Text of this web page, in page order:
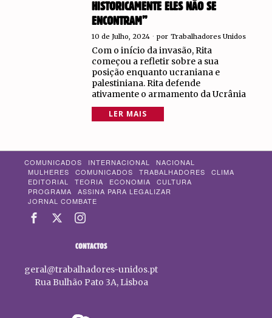
HISTORICAMENTE ELES NÃO SE
ENCONTRAM”
10 de Julho, 2024 por Trabalhadores Unidos
Com o início da invasão, Rita
começou a refletir sobre a sua
posição enquanto ucraniana e
palestiniana. Rita defende
ativamente o armamento da Ucrânia
LER MAIS
COMUNICADOS INTERNACIONAL
NACIONAL
MULHERES
COMUNICADOS TRABALHADORES
CLIMA
EDITORIAL
TEORIA ECONOMIA
CULTURA
PROGRAMA
ASSINA PARA LEGALIZAR
JORNAL COMBATE
CONTACTOS
geral@trabalhadores-unidos.pt
Rua Bulhão Pato 3A, Lisboa